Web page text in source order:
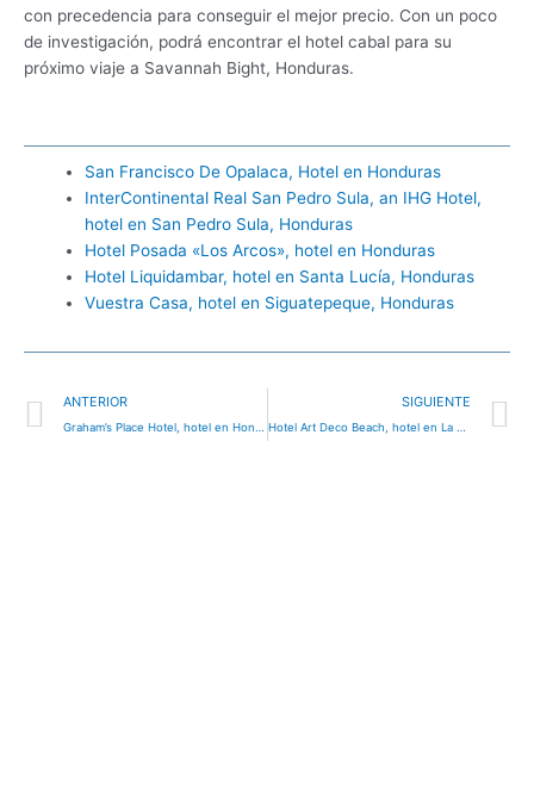
con precedencia para conseguir el mejor precio. Con un poco
de investigación, podrá encontrar el hotel cabal para su
próximo viaje a Savannah Bight, Honduras.
San Francisco De Opalaca, Hotel en Honduras
InterContinental Real San Pedro Sula, an IHG Hotel,
hotel en San Pedro Sula, Honduras
Hotel Posada «Los Arcos», hotel en Honduras
Hotel Liquidambar, hotel en Santa Lucía, Honduras
Vuestra Casa, hotel en Siguatepeque, Honduras
Ant
ANTERIOR SIGUIENTE